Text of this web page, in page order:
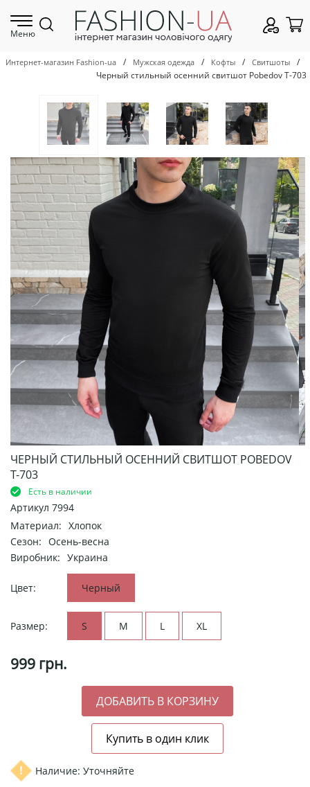
Меню
Интернет-магазин Fashion-ua / Мужская одежда / Кофты / Свитшоты
/
Черный стильный осенний свитшот Pobedov Т-703
ЧЕРНЫЙ СТИЛЬНЫЙ ОСЕННИЙ СВИТШОТ POBEDOV
Т-703
Есть в наличии
Артикул 7994
Материал: Хлопок
Сезон: Осень-весна
Виробник: Украина
Цвет: Черный
Размер: S M L XL
999 грн.
Наличие: Уточняйте